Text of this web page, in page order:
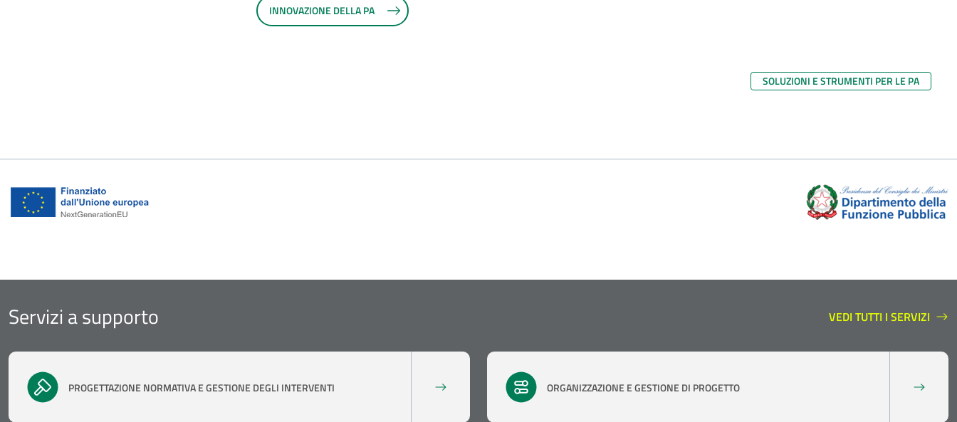
INNOVAZIONE DELLA PA
SOLUZIONI E STRUMENTI PER LE PA
Servizi a supporto VEDI TUTTI I SERVIZI
SERVIZI A SUPPORTO
PROGETTAZIONE NORMATIVA E GESTIONE DEGLI INTERVENTI ORGANIZZAZIONE E GESTIONE DI PROGETTO